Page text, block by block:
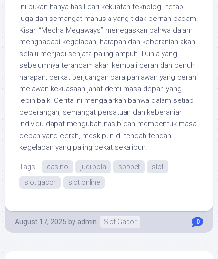
ini bukan hanya hasil dari kekuatan teknologi, tetapi
juga dari semangat manusia yang tidak pernah padam.
Kisah “Mecha Megaways” menegaskan bahwa dalam
menghadapi kegelapan, harapan dan keberanian akan
selalu menjadi senjata paling ampuh. Dunia yang
sebelumnya terancam akan kembali cerah dan penuh
harapan, berkat perjuangan para pahlawan yang berani
melawan kekuasaan jahat demi masa depan yang
lebih baik. Cerita ini mengajarkan bahwa dalam setiap
peperangan, semangat persatuan dan keberanian
individu dapat mengubah nasib dan membentuk masa
depan yang cerah, meskipun di tengah-tengah
kegelapan yang paling pekat sekalipun.
Tags: casino judi bola sbobet
slot
slot gacor
slot online
August 17, 2025 by admin Slot Gacor 0